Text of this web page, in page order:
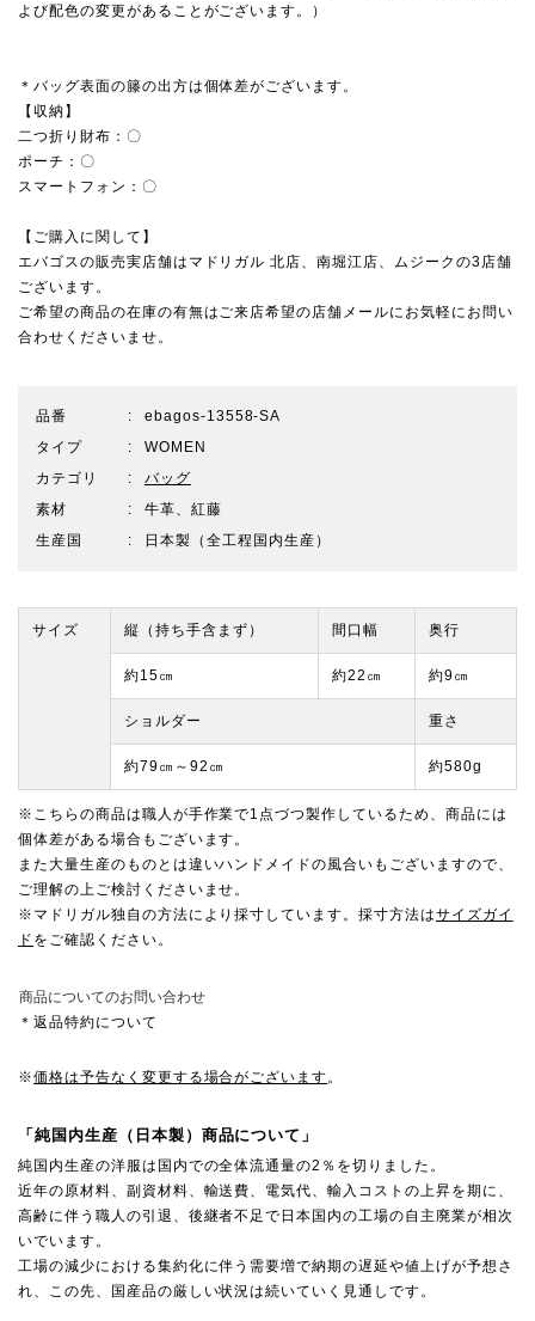
よび配色の変更があることがございます。）
＊バッグ表面の籐の出方は個体差がございます。
【収納】
二つ折り財布：〇
ポーチ：〇
スマートフォン：〇
【ご購入に関して】
エバゴスの販売実店舗は マドリガル 北店 、南堀江店 ムジーク の3店舗
ございます。
ご希望の商品の在庫の有無はご来店希望の店舗メールにお気軽にお問い
合わせくださいませ。
品番
ebagos-13558-SA
タイプ
WOMEN
カテゴリ
バッグ
素材
牛革、紅藤
生産国
日本製（全工程国内生産）
サイズ 縦（持ち手含まず） 間口幅 奥行
約15㎝ 約22㎝ 約9㎝
ショルダー 重さ
約79㎝～92㎝ 約580g
※こちらの商品は職人が手作業で1点づつ製作しているため、商品には
個体差がある場合もございます。
また大量生産のものとは違いハンドメイドの風合いもございますので、
ご理解の上ご検討くださいませ。
※マドリガル独自の方法により採寸しています。採寸方法はサイズガイ
ド をご確認ください。
商品についてのお問い合わせ
＊返品特約について
※価格は予告なく変更する場合がございます 。
「純国内生産（日本製）商品について」
純国内生産の洋服は国内での全体流通量の2％を切りました。
近年の原材料、副資材料、輸送費、電気代、輸入コストの上昇を期に、
高齢に伴う職人の引退、後継者不足で日本国内の工場の自主廃業が相次
いでいます。
工場の減少における集約化に伴う需要増で納期の遅延や値上げが予想さ
れ、この先、国産品の厳しい状況は続いていく見通しです。